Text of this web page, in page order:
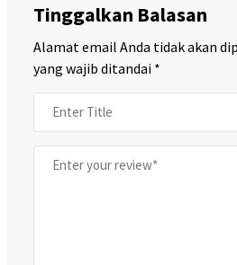
Tinggalkan Balasan
Alamat email Anda tidak akan
yang wajib ditandai *